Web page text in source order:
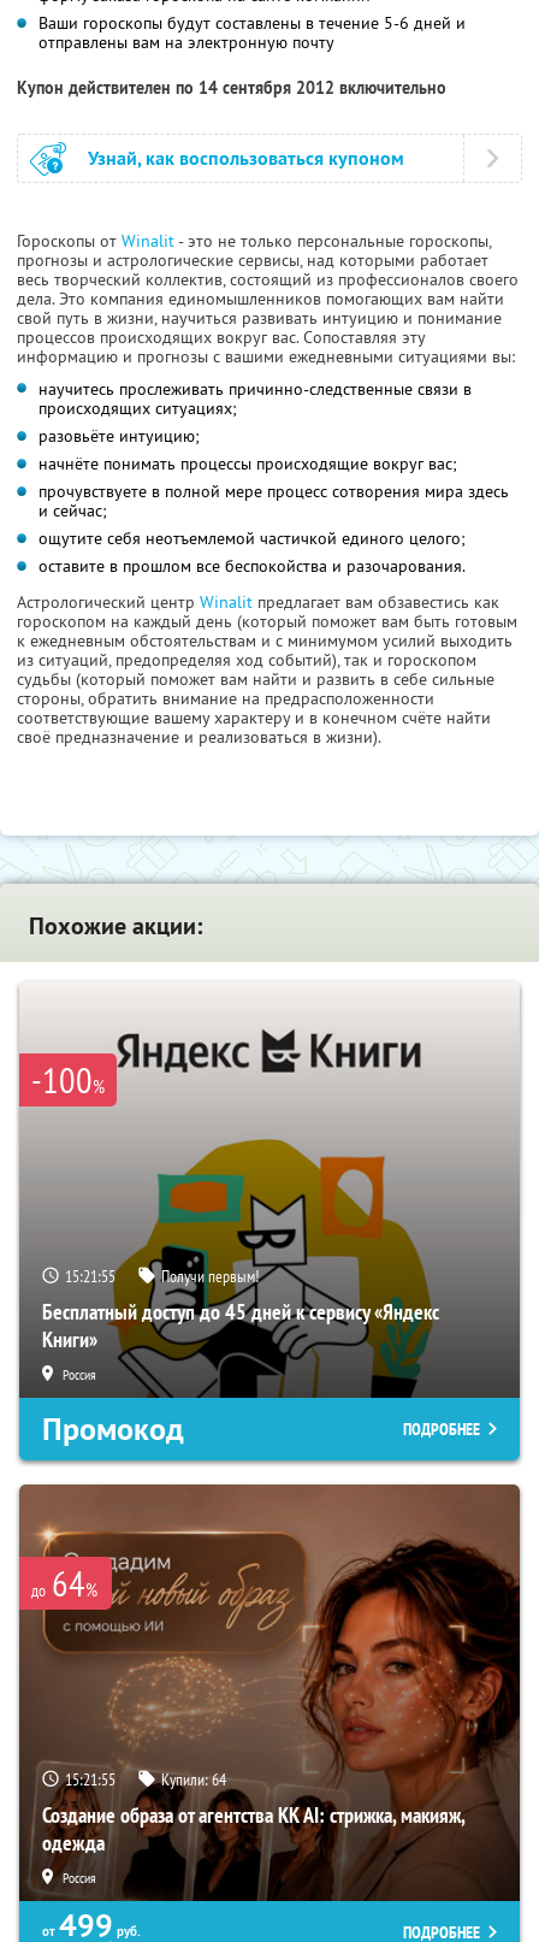
Ваши гороскопы будут составлены в течение 5-6 дней и
отправлены вам на электронную почту
Купон действителен по 14 сентября 2012 включительно
Узнай, как воспользоваться купоном
Гороскопы от Winalit- это не только персональные гороскопы,
прогнозы и астрологические сервисы, над которыми работает
весь творческий коллектив, состоящий из профессионалов своего
дела. Это компания единомышленников помогающих вам найти
свой путь в жизни, научиться развивать интуицию и понимание
процессов происходящих вокруг вас. Сопоставляя эту
информацию и прогнозы с вашими ежедневными ситуациями вы:
научитесь прослеживать причинно-следственные связи в
происходящих ситуациях;
разовьёте интуицию;
начнёте понимать процессы происходящие вокруг вас;
прочувствуете в полной мере процесс сотворения мира здесь
и сейчас;
ощутите себя неотъемлемой частичкой единого целого;
оставите в прошлом все беспокойства и разочарования.
Астрологический центр Winalit предлагает вам обзавестись как
гороскопом на каждый день (который поможет вам быть готовым
к ежедневным обстоятельствам и с минимумом усилий выходить
из ситуаций, предопределяя ход событий), так и гороскопом
судьбы (который поможет вам найти и развить в себе сильные
стороны, обратить внимание на предрасположенности
соответствующие вашему характеру и в конечном счёте найти
своё предназначение и реализоваться в жизни).
Похожие акции:
-100%
15:21:54 Получи первым!
Бесплатный доступ до 45 дней к сервису «Яндекс
Книги»
Россия
Промокод ПОДРОБНЕЕ
до 64%
15:21:54 Купили:64
Создание образа от агентства KK AI: стрижка, макияж,
одежда
Россия
от 499 руб.
ПОДРОБНЕЕ